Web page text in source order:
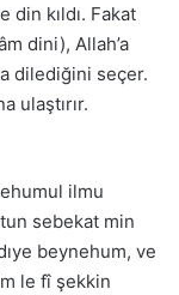
din kıldı. Fakat
dini), Allah’a
dilediğini seçer.
ulaştırır.
ilmu
sebekat min
beynehum, ve
le fî şekkin